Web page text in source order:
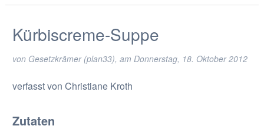
Kürbiscreme-Suppe
von Gesetzkrämer (plan33), am Donnerstag, 18. Oktober 2012
verfasst von Christiane Kroth
Zutaten